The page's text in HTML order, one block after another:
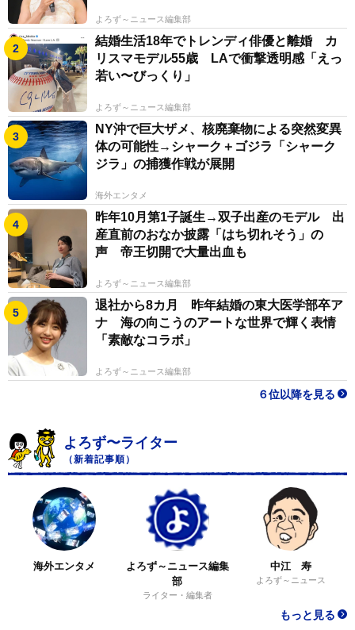
よろず～ニュース編集部
結婚生活18年でトレンディ俳優と離婚 カ
リスマモデル55歳 LAで衝撃透明感「えっ
若い〜びっくり」
よろず～ニュース編集部
NY沖で巨大ザメ、核廃棄物による突然変異
体の可能性→シャーク＋ゴジラ「シャーク
ジラ」の捕獲作戦が展開
海外エンタメ
昨年10月第1子誕生→双子出産のモデル 出
産直前のおなか披露「はち切れそう」の
声 帝王切開で大量出血も
よろず～ニュース編集部
退社から8カ月 昨年結婚の東大医学部卒ア
ナ 海の向こうのアートな世界で輝く表情
「素敵なコラボ」
よろず～ニュース編集部
６位以降を見る
よろず〜ライター
（新着記事順）
海外エンタメ
よろず～ニュース編集
部
ライター・編集者
中江 寿
よろず～ニュース
もっと見る